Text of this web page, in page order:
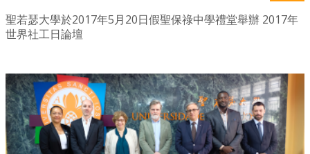
聖若瑟大學於2017年5月20日假聖保祿中學禮堂舉辦 2017年
世界社工日論壇